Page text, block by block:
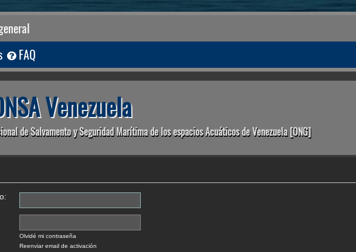
FAQ
Venezuela
de Salvamento y Seguridad Marítima de los espacios Acuáticos de Venezuela [ONG]
Olvidé mi contraseña
Reenviar email de activación